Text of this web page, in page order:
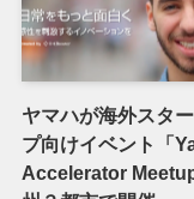
ヤマハが海外スタ
プ向けイベント「
Accelerator